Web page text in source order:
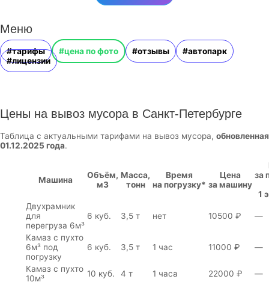
Меню
#тарифы #цена по фото #отзывы
#автопарк
#лицензии
Цены на вывоз мусора в Санкт-Петербурге
Таблица с актуальными тарифами на вывоз мусора, обновленная
01.12.2025 года.
Машина
Объём,
м3
Масса,
тонн
Время
на погрузку*
Цена
за машину
за
1
Двухрамник
для
перегруза 6м³
6 куб. 3,5 т нет 10500 ₽ —
Камаз с пухто
6м³ под
погрузку
6 куб. 3,5 т 1 час 11000 ₽ —
Камаз с пухто
10м³
10 куб. 4 т 1 часа 22000 ₽
—